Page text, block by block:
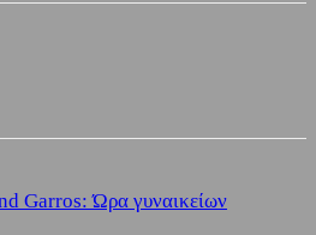
Garros: Ώρα γυναικείων